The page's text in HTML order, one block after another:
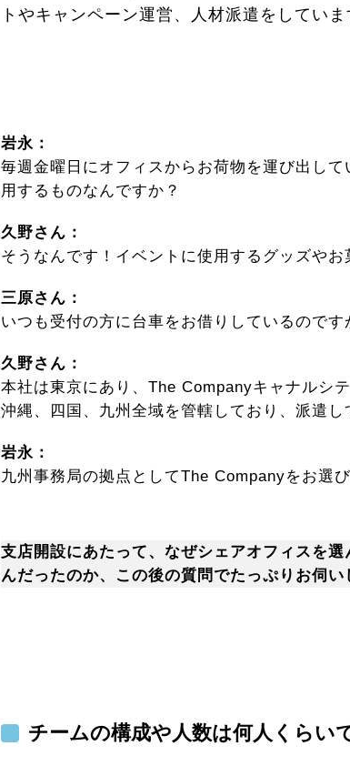
トやキャンペーン運営、人材派遣をしていま
岩永：
毎週金曜日にオフィスからお荷物を運び出し
用するものなんですか？
久野さん：
そうなんです！イベントに使用するグッズやお
三原さん：
いつも受付の方に台車をお借りしているのです
久野さん：
本社は東京にあり、The Companyキャナルシ
沖縄、四国、九州全域を管轄しており、派遣し
岩永：
九州事務局の拠点としてThe Companyをお選
支店開設にあたって、なぜシェアオフィスを
んだったのか、この後の質問でたっぷりお伺い
チームの構成や人数は何人くらい